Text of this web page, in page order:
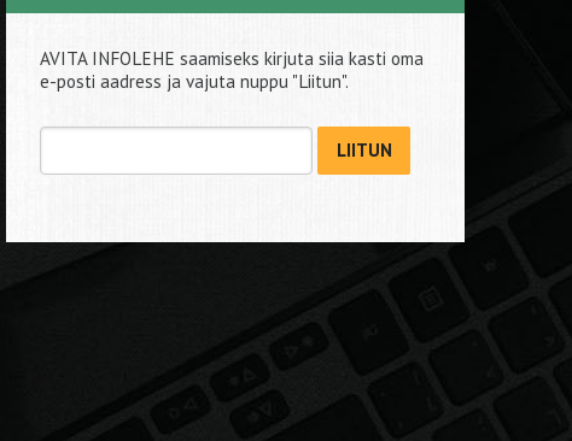
AVITA INFOLEHE saamiseks kirjuta siia kasti oma
e-posti aadress ja vajuta nuppu "Liitun".
LIITUN